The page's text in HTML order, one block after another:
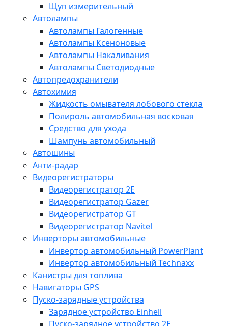
Щуп измерительный
Автолампы
Автолампы Галогенные
Автолампы Ксеноновые
Автолампы Накаливания
Автолампы Светодиодные
Автопредохранители
Автохимия
Жидкость омывателя лобового стекла
Полироль автомобильная восковая
Средство для ухода
Шампунь автомобильный
Автошины
Анти-радар
Видеорегистраторы
Видеорегистратор 2E
Видеорегистратор Gazer
Видеорегистратор GT
Видеорегистратор Navitel
Инверторы автомобильные
Инвертор автомобильный PowerPlant
Инвертор автомобильный Technaxx
Канистры для топлива
Навигаторы GPS
Пуско-зарядные устройства
Зарядное устройство Einhell